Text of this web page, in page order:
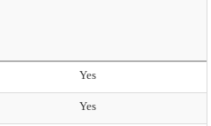
Yes
Yes